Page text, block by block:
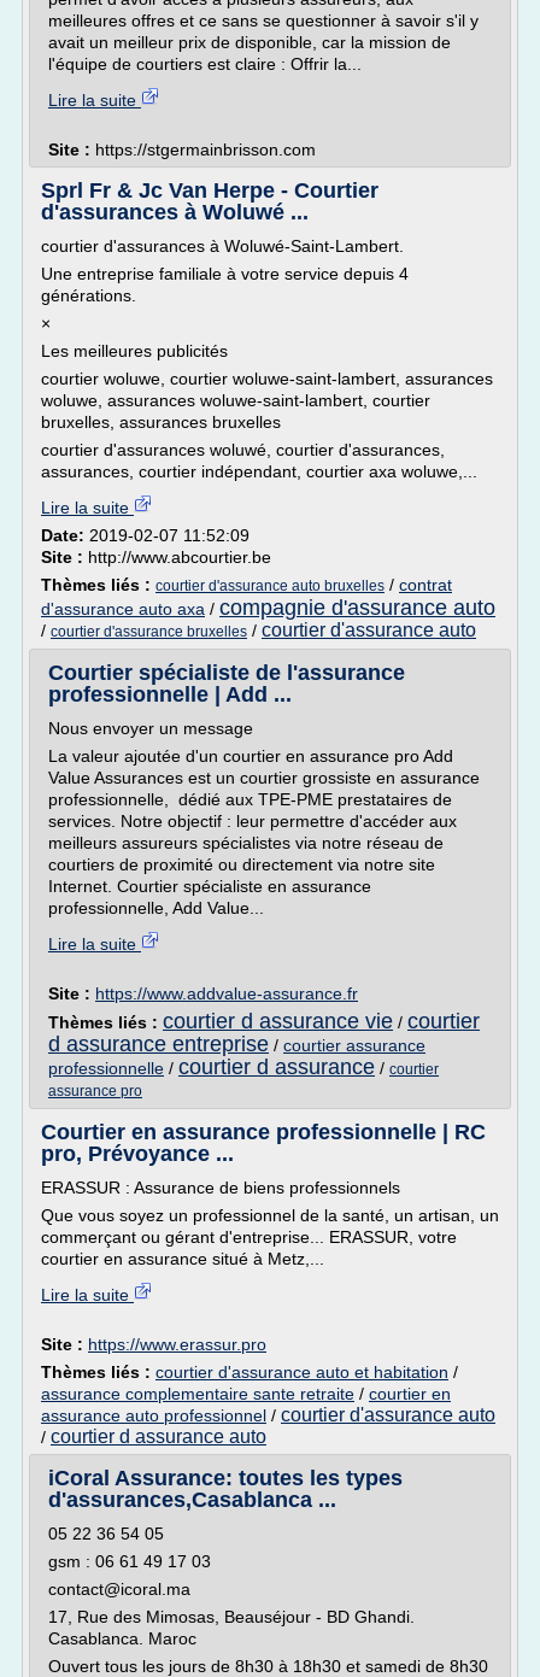
meilleures offres et ce sans se questionner à savoir s'il y
avait un meilleur prix de disponible, car la mission de
l'équipe de courtiers est claire : Offrir la...
Lire la suite
Site : https://stgermainbrisson.com
Sprl Fr & Jc Van Herpe - Courtier
d'assurances à Woluwé ...
courtier d'assurances à Woluwé-Saint-Lambert.
Une entreprise familiale à votre service depuis 4
générations.
×
Les meilleures publicités
courtier woluwe, courtier woluwe-saint-lambert, assurances
woluwe, assurances woluwe-saint-lambert, courtier
bruxelles, assurances bruxelles
courtier d'assurances woluwé, courtier d'assurances,
assurances, courtier indépendant, courtier axa woluwe,...
Lire la suite
Date: 2019-02-07 11:52:09
Site : http://www.abcourtier.be
Thèmes liés : courtier d'assurance auto bruxelles / contrat
d'assurance auto axa / compagnie d'assurance auto
/ courtier d'assurance bruxelles / courtier d'assurance auto
Courtier spécialiste de l'assurance
professionnelle | Add ...
Nous envoyer un message
La valeur ajoutée d'un courtier en assurance pro Add
Value Assurances est un courtier grossiste en assurance
professionnelle, dédié aux TPE-PME prestataires de
services. Notre objectif : leur permettre d'accéder aux
meilleurs assureurs spécialistes via notre réseau de
courtiers de proximité ou directement via notre site
Internet. Courtier spécialiste en assurance
professionnelle, Add Value...
Lire la suite
Site : https://www.addvalue-assurance.fr
Thèmes liés : courtier d assurance vie / courtier
d assurance entreprise / courtier assurance
professionnelle / courtier d assurance / courtier
assurance pro
Courtier en assurance professionnelle | RC
pro, Prévoyance ...
ERASSUR : Assurance de biens professionnels
Que vous soyez un professionnel de la santé, un artisan, un
commerçant ou gérant d'entreprise... ERASSUR, votre
courtier en assurance situé à Metz,...
Lire la suite
Site : https://www.erassur.pro
Thèmes liés : courtier d'assurance auto et habitation /
assurance complementaire sante retraite / courtier en
assurance auto professionnel / courtier d'assurance auto
/ courtier d assurance auto
iCoral Assurance: toutes les types
d'assurances,Casablanca ...
05 22 36 54 05
gsm : 06 61 49 17 03
contact@icoral.ma
17, Rue des Mimosas, Beauséjour - BD Ghandi.
Casablanca. Maroc
Ouvert tous les jours de 8h30 à 18h30 et samedi de 8h30